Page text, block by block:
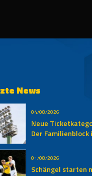
News
04/08/2026
Neue
Der Familienblock
01/08/2026
Schängel starten